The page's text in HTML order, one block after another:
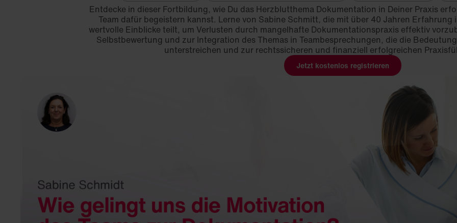
Entdecke in dieser Fortbildung, wie Du das Herzblutthema Dokumentation in Deiner Praxis
Team dafür begeistern kannst. Lerne von Sabine Schmitt, die mit über 40 Jahren
wertvolle Einblicke teilt, um Verlusten durch mangelhafte Dokumentationspraxis effektiv
Selbstbewertung und zur Integration des Themas in Teambesprechungen, die die
unterstreichen und zur rechtssicheren und finanziell erfolgreichen
Jetzt kostenlos registrieren